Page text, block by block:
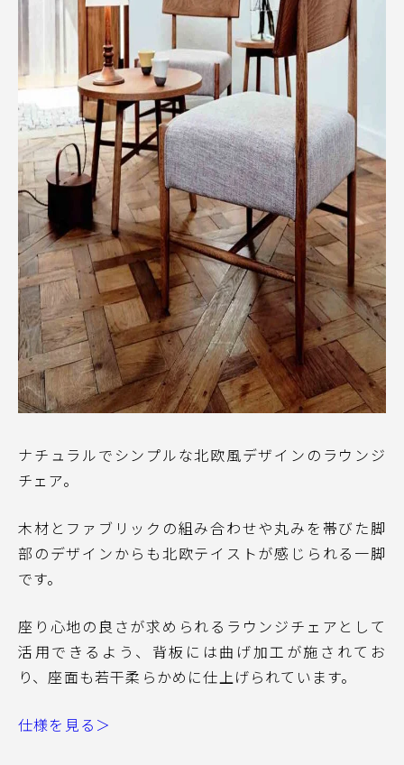
ナチュラルでシンプルな北欧風デザインのラウンジ
チェア。
木材とファブリックの組み合わせや丸みを帯びた脚
部のデザインからも北欧テイストが感じられる一脚
です。
座り心地の良さが求められるラウンジチェアとして
活用できるよう、背板には曲げ加工が施されてお
り、座面も若干柔らかめに仕上げられています。
仕様を見る＞